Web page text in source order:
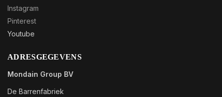
Instagram
Pinterest
Youtube
ADRESGEGEVENS
Mondain Group BV
De Barrenfabriek